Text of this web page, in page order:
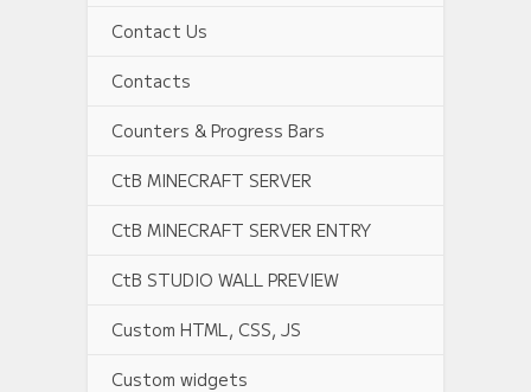
Contact Us
Contacts
Counters & Progress Bars
CtB MINECRAFT SERVER
CtB MINECRAFT SERVER ENTRY
CtB STUDIO WALL PREVIEW
Custom HTML, CSS, JS
Custom widgets